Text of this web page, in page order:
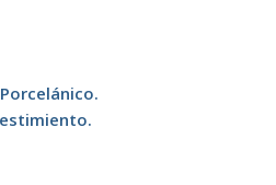
Porcelánico.